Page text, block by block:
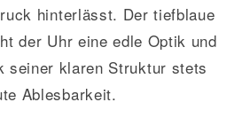
hinterlässt. Der tiefblaue
der Uhr eine edle Optik und
seiner klaren Struktur stets
Ablesbarkeit.